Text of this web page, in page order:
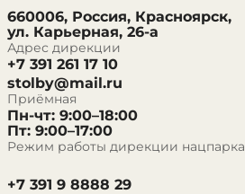
660006, Россия, Красноярск,
ул. Карьерная, 26-а
Адрес дирекции
+7 391 261 17 10
stolby@mail.ru
Приёмная
Пн-чт: 9:00–18:00
Пт: 9:00–17:00
Режим работы дирекции нацпарка
+7 391 9 8888 29